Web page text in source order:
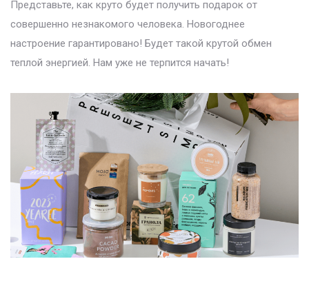
Представьте, как круто будет получить подарок от
совершенно незнакомого человека. Новогоднее
настроение гарантировано! Будет такой крутой обмен
теплой энергией. Нам уже не терпится начать!